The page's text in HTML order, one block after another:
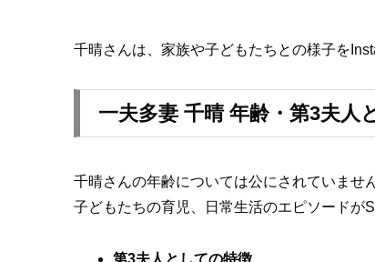
千晴さんは、家族や子どもたちとの様子を
一夫多妻 千晴 年齢・第3夫人
千晴さんの年齢については公にされていませ
子どもたちの育児、日常生活のエピソードが
第3夫人としての特徴